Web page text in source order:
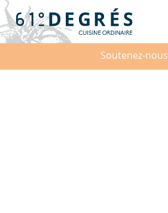
Soutenez-nous